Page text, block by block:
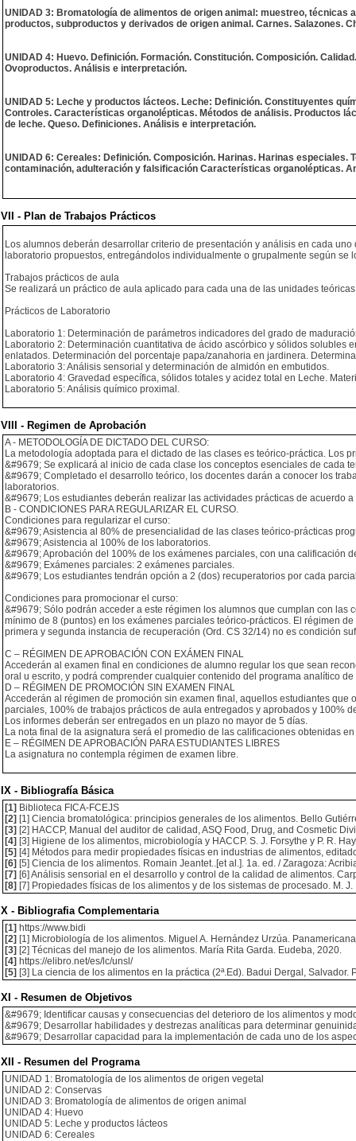
UNIDAD 3: Bromatología de alimentos de origen animal: muestreo,
productos, subproductos y derivados de origen animal. Carnes. Salazones.
UNIDAD 4: Huevo. Definición. Formación. Constitución. Composición.
Ovoproductos. Análisis e interpretación.
UNIDAD 5: Leche y productos lácteos. Leche: Definición. Constituyentes
Controles. Características organolépticas. Métodos de análisis. Productos
de leche. Queso. Definiciones. Análisis e interpretación.
UNIDAD 6: Cereales: Definición. Composición. Harinas. Harinas
contaminación, adulteración y falsificación Características organolépticas.
VII - Plan de Trabajos Prácticos
Los alumnos deberán desarrollar criterio de presentación y análisis en cada
laboratorio propuestos, entregándolos individualmente o grupalmente según
Trabajos prácticos de aula
Se realizará un práctico de aula aplicado para cada una de las unidades
Prácticos de Laboratorio
Laboratorio 1: Determinación de parámetros indicadores del grado de
Laboratorio 2: Determinación cuantitativa de ácido ascórbico y sólidos
enlatados. Determinación del porcentaje papa/zanahoria en jardinera.
Laboratorio 3: Análisis sensorial y determinación de almidón en embutidos.
Laboratorio 4: Gravedad específica, sólidos totales y acidez total en Leche.
Laboratorio 5: Análisis químico proximal.
VIII - Regimen de Aprobación
A - METODOLOGÍA DE DICTADO DEL CURSO:
La metodología adoptada para el dictado de las clases es teórico-práctica. Los
&#9679; Se explicará al inicio de cada clase los conceptos esenciales de cada
&#9679; Completado el desarrollo teórico, los docentes darán a conocer los
laboratorios.
&#9679; Los estudiantes deberán realizar las actividades prácticas de
B - CONDICIONES PARA REGULARIZAR EL CURSO.
Condiciones para regularizar el curso:
&#9679; Asistencia al 80% de presencialidad de las clases teórico-prácticas
&#9679; Asistencia al 100% de los laboratorios.
&#9679; Aprobación del 100% de los exámenes parciales, con una calificación
&#9679; Exámenes parciales: 2 exámenes parciales.
&#9679; Los estudiantes tendrán opción a 2 (dos) recuperatorios por cada
Condiciones para promocionar el curso:
&#9679; Sólo podrán acceder a este régimen los alumnos que cumplan con
mínimo de 8 (puntos) en los exámenes parciales teórico-prácticos. El régimen
primera y segunda instancia de recuperación (Ord. CS 32/14) no es condición
C – RÉGIMEN DE APROBACIÓN CON EXÁMEN FINAL
Accederán al examen final en condiciones de alumno regular los que sean
oral u escrito, y podrá comprender cualquier contenido del programa analítico de
D – RÉGIMEN DE PROMOCIÓN SIN EXAMEN FINAL
Accederán al régimen de promoción sin examen final, aquellos estudiantes
parciales, 100% de trabajos prácticos de aula entregados y aprobados y 100%
Los informes deberán ser entregados en un plazo no mayor de 5 días.
La nota final de la asignatura será el promedio de las calificaciones obtenidas
E – RÉGIMEN DE APROBACIÓN PARA ESTUDIANTES LIBRES
La asignatura no contempla régimen de examen libre.
IX - Bibliografía Básica
[1] Biblioteca FICA-FCEJS
[2] [1] Ciencia bromatológica: principios generales de los alimentos. Bello
[3] [2] HACCP, Manual del auditor de calidad, ASQ Food, Drug, and Cosmetic
[4] [3] Higiene de los alimentos, microbiología y HACCP. S. J. Forsythe y P. R.
[5] [4] Métodos para medir propiedades físicas en industrias de alimentos,
[6] [5] Ciencia de los alimentos. Romain Jeantet..[et al.]. 1a. ed. / Zaragoza:
[7] [6] Análisis sensorial en el desarrollo y control de la calidad de alimentos.
[8] [7] Propiedades físicas de los alimentos y de los sistemas de procesado. M.
X - Bibliografia Complementaria
[1] https://www.bidi
[2] [1] Microbiología de los alimentos. Miguel A. Hernández Urzúa.
[3] [2] Técnicas del manejo de los alimentos. María Rita Garda. Eudeba, 2020.
[4] https://elibro.net/es/lc/unsl/
[5] [3] La ciencia de los alimentos en la práctica (2ª.Ed). Badui Dergal, Salvador.
XI - Resumen de Objetivos
&#9679; Identificar causas y consecuencias del deterioro de los alimentos y
&#9679; Desarrollar habilidades y destrezas analíticas para determinar
&#9679; Desarrollar capacidad para la implementación de cada uno de los
XII - Resumen del Programa
UNIDAD 1: Bromatología de los alimentos de origen vegetal
UNIDAD 2: Conservas
UNIDAD 3: Bromatología de alimentos de origen animal
UNIDAD 4: Huevo
UNIDAD 5: Leche y productos lácteos
UNIDAD 6: Cereales